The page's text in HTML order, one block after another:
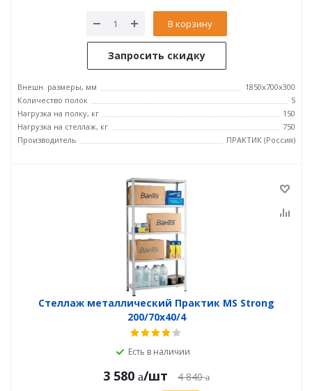
В корзину
Запросить скидку
Внешн. размеры, мм
1850x700x300
Количество полок
5
Нагрузка на полку, кг
150
Нагрузка на стеллаж, кг
750
Производитель
ПРАКТИК (Россия)
Стеллаж металлический Практик MS Strong
200/70x40/4
Есть в наличии
3 580 /шт 4 840